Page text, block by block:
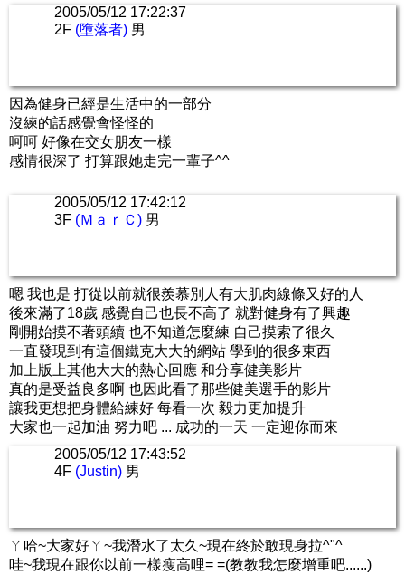
2005/05/12 17:22:37
2F (墮落者) 男
因為健身已經是生活中的一部分
沒練的話感覺會怪怪的
呵呵 好像在交女朋友一樣
感情很深了 打算跟她走完一輩子^^
2005/05/12 17:42:12
3F (ＭａｒＣ) 男
嗯 我也是 打從以前就很羨慕別人有大肌肉線條又好的人
後來滿了18歲 感覺自己也長不高了 就對健身有了興趣
剛開始摸不著頭續 也不知道怎麼練 自己摸索了很久
一直發現到有這個鐵克大大的網站 學到的很多東西
加上版上其他大大的熱心回應 和分享健美影片
真的是受益良多啊 也因此看了那些健美選手的影片
讓我更想把身體給練好 每看一次 毅力更加提升
大家也一起加油 努力吧 ... 成功的一天 一定迎你而來
2005/05/12 17:43:52
4F (Justin) 男
ㄚ哈~大家好ㄚ~我潛水了太久~現在終於敢現身拉^"^
哇~我現在跟你以前一樣瘦高哩= =(教教我怎麼增重吧......)